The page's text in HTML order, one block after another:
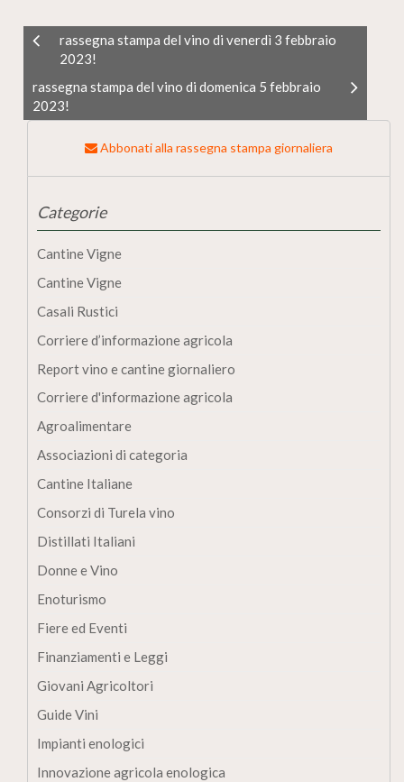
rassegna stampa del vino di venerdì 3 febbraio
2023!
rassegna stampa del vino di domenica 5 febbraio
2023!
Abbonati alla rassegna stampa giornaliera
Categorie
Cantine Vigne
Cantine Vigne
Casali Rustici
Corriere d’informazione agricola
Report vino e cantine giornaliero
Corriere d'informazione agricola
Agroalimentare
Associazioni di categoria
Cantine Italiane
Consorzi di Turela vino
Distillati Italiani
Donne e Vino
Enoturismo
Fiere ed Eventi
Finanziamenti e Leggi
Giovani Agricoltori
Guide Vini
Impianti enologici
Innovazione agricola enologica